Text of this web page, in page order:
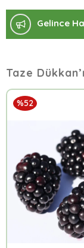
Gelince
Taze
%52